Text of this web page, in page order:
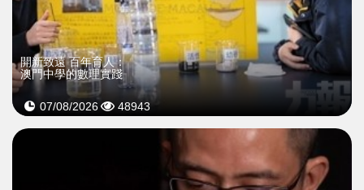
開新致遠 百年育人：
澳門中學的數理實踐
07/08/2026 48943